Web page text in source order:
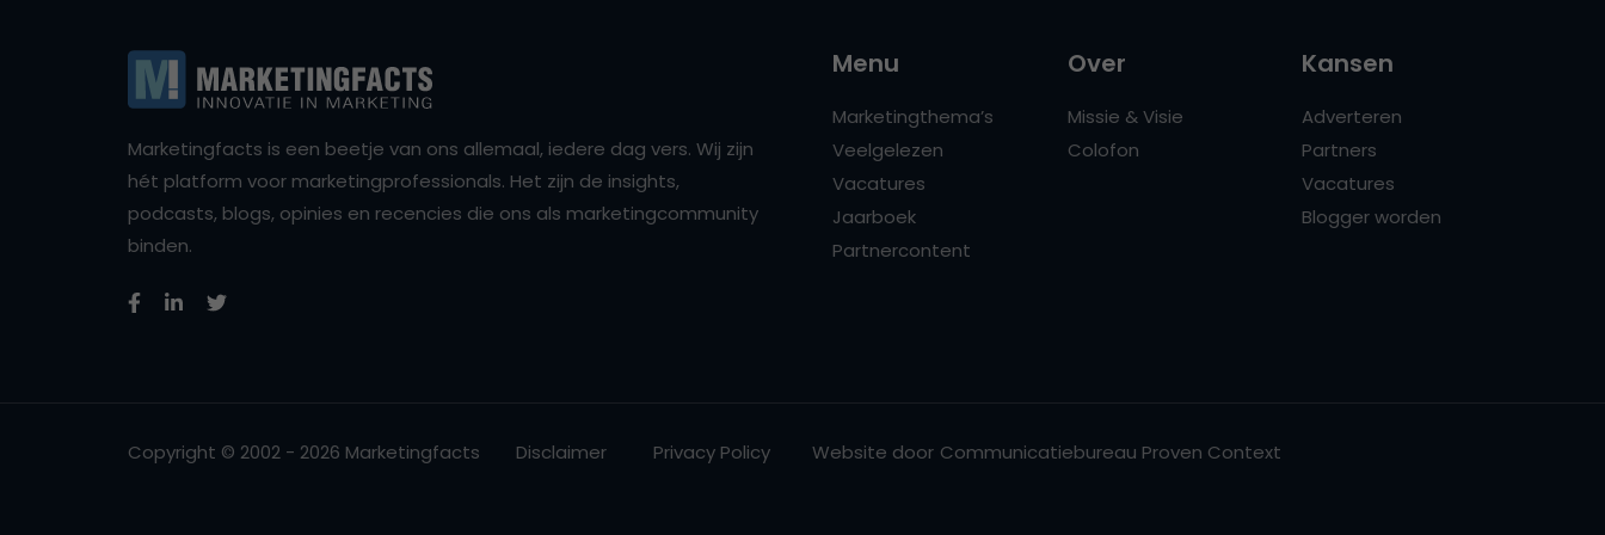
Marketingfacts is een beetje van ons allemaal, iedere dag vers. Wij zijn
hét platform voor marketingprofessionals. Het zijn de insights,
podcasts, blogs, opinies en recencies die ons als marketingcommunity
binden.
Menu
Marketingthema’s
Veelgelezen
Vacatures
Jaarboek
Partnercontent
Over
Missie & Visie
Colofon
Kansen
Adverteren
Partners
Vacatures
Blogger worden
Copyright © 2002 - 2026 Marketingfacts Disclaimer Privacy Policy Website door Communicatiebureau Proven Context